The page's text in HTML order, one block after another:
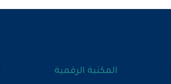
المكتبة الرقمية